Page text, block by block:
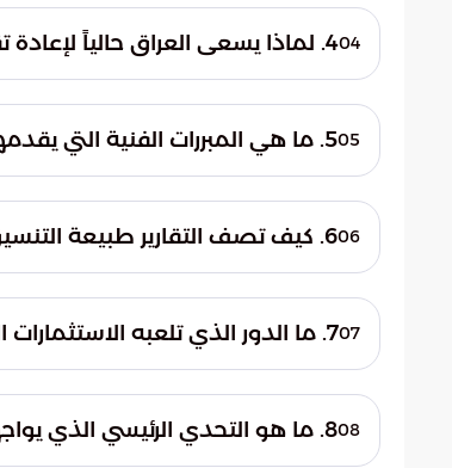
المشاريع التنموية الكبرى. كما
يضمن تدفق الإمدادات بشكل
044. لماذا يسعى العراق حالياً لإعادة تقييم حصص الإنتاج داخل المنظمة؟
التطور النوعي في قطاع الطاقة
التشغيلية ونمو الإنتاج الفعلي في
055. ما هي المبررات الفنية التي يقدمها العراق لزيادة حصته الإنتاجية؟
التي حققتها الحقول مؤخراً. كما يسعى
لثرواته الهيدروكربونية في العقود
066. كيف تصف التقارير طبيعة التنسيق بين العراق ومنظمة أوبك؟
الطرفين. يبرز هذا الحوار البنّاء
كفاءة عمليات الاستخراج والتصدير.
077. ما الدور الذي تلعبه الاستثمارات الأجنبية في رؤية العراق النفطية؟
وتطوير المنشآت الحيوية. يتطلب
دعم الاقتصاد المحلي واستقرار
088. ما هو التحدي الرئيسي الذي يواجهه العراق في موازنة الإنتاج؟